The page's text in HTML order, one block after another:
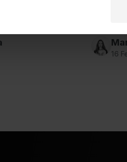
hurtigere
lastbilerne stadig
16